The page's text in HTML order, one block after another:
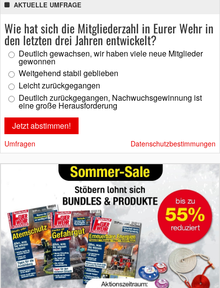
AKTUELLE UMFRAGE
Wie hat sich die Mitgliederzahl in Eurer Wehr in
den letzten drei Jahren entwickelt?
Deutlich gewachsen, wir haben viele neue Mitglieder
gewonnen
Weitgehend stabil geblieben
Leicht zurückgegangen
Deutlich zurückgegangen, Nachwuchsgewinnung ist
eine große Herausforderung
Umfragen Datenschutzbestimmungen